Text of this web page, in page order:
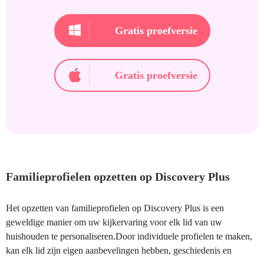
Gratis proefversie
Gratis proefversie
Familieprofielen opzetten op Discovery Plus
Het opzetten van familieprofielen op Discovery Plus is een
geweldige manier om uw kijkervaring voor elk lid van uw
huishouden te personaliseren.Door individuele profielen te maken,
kan elk lid zijn eigen aanbevelingen hebben, geschiedenis en